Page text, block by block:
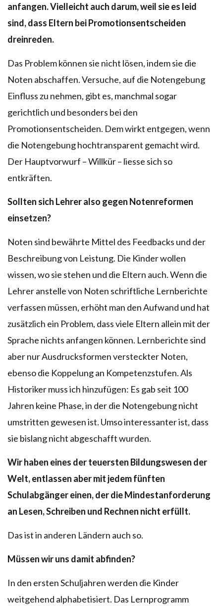
anfangen.Vielleicht auch darum, weil sie es leid
sind, dass Eltern bei Promotionsentscheiden
dreinreden.
Das Problem können sie nicht lösen, indem sie die
Noten abschaffen. Versuche, auf die Notengebung
Einfluss zu nehmen, gibt es, manchmal sogar
gerichtlich und besonders bei den
Promotionsentscheiden. Dem wirkt entgegen, wenn
die Notengebung hochtransparent gemacht wird.
Der Hauptvorwurf – Willkür – liesse sich so
entkräften.
Sollten sich Lehrer also gegen Notenreformen
einsetzen?
Noten sind bewährte Mittel des Feedbacks und der
Beschreibung von Leistung. Die Kinder wollen
wissen, wo sie stehen und die Eltern auch. Wenn die
Lehrer anstelle von Noten schriftliche Lernberichte
verfassen müssen, erhöht man den Aufwand und hat
zusätzlich ein Problem, dass viele Eltern allein mit der
Sprache nichts anfangen können. Lernberichte sind
aber nur Ausdrucksformen versteckter Noten,
ebenso die Koppelung an Kompetenzstufen. Als
Historiker muss ich hinzufügen: Es gab seit 100
Jahren keine Phase, in der die Notengebung nicht
umstritten gewesen ist. Umso interessanter ist, dass
sie bislang nicht abgeschafft wurden.
Wir haben eines der teuersten Bildungswesen der
Welt, entlassen aber mit jedem fünften
Schulabgänger einen, der die Mindestanforderung
an Lesen, Schreiben und Rechnen nicht erfüllt.
Das ist in anderen Ländern auch so.
Müssen wir uns damit abfinden?
In den ersten Schuljahren werden die Kinder
weitgehend alphabetisiert. Das Lernprogramm